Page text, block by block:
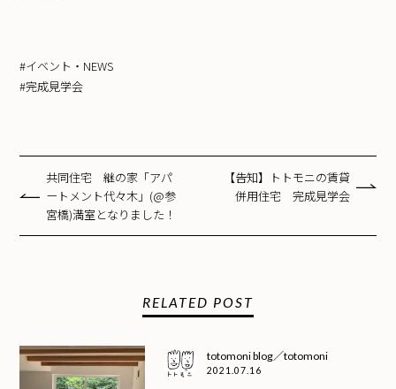
#イベント・NEWS
#完成見学会
共同住宅 継の家「アパ
ートメント代々木」(@参
宮橋)満室となりました！
【告知】トトモニの賃貸
併用住宅 完成見学会
RELATED POST
totomoni blog／totomoni
2021.07.16